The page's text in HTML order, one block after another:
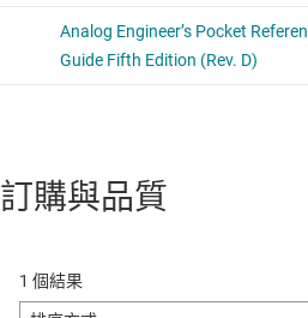
訂購與品質